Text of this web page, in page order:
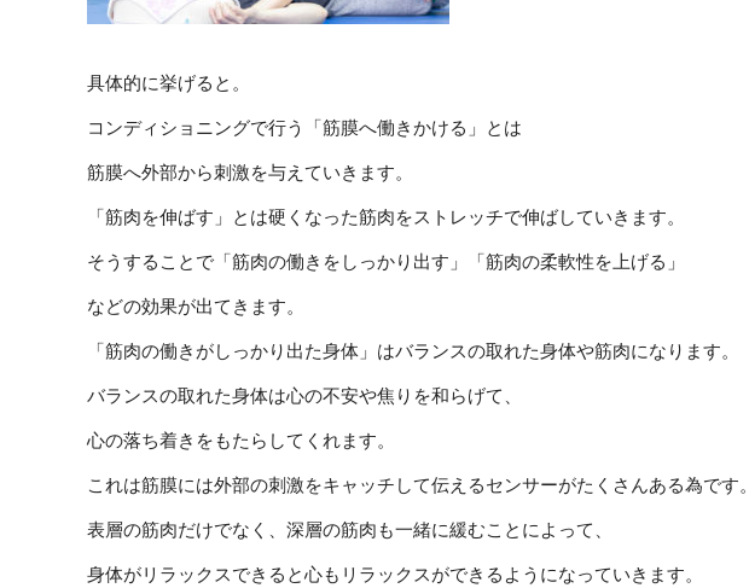
具体的に挙げると。
コンディショニングで行う「筋膜へ働きかける」とは
筋膜へ外部から刺激を与えていきます。
「筋肉を伸ばす」とは硬くなった筋肉をストレッチで伸ばしていきます。
そうすることで「筋肉の働きをしっかり出す」「筋肉の柔軟性を上げる」
などの効果が出てきます。
「筋肉の働きがしっかり出た身体」はバランスの取れた身体や筋肉になります。
バランスの取れた身体は心の不安や焦りを和らげて、
心の落ち着きをもたらしてくれます。
これは筋膜には外部の刺激をキャッチして伝えるセンサーがたくさんある為です。
表層の筋肉だけでなく、深層の筋肉も一緒に緩むことによって、
身体がリラックスできると心もリラックスができるようになっていきます。